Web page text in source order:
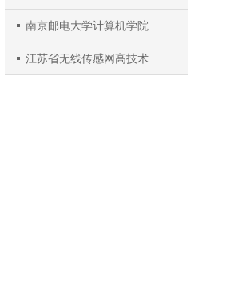
南京邮电大学计算机学院
江苏省无线传感网高技术研究重点实验室